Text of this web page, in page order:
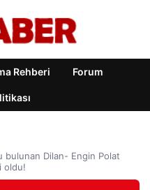
Rehberi Forum
bulunan Dilan- Engin Polat
oldu!